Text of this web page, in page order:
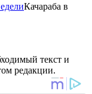
Качараба в
текст и
редакции.